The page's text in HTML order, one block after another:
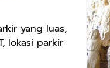
yang luas,
lokasi parkir